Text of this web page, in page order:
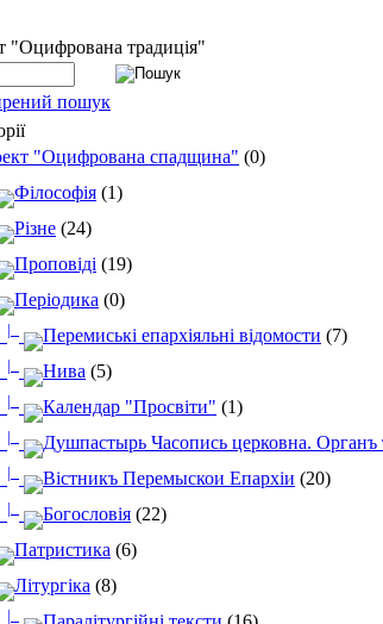
"Оцифрована традиція"
пошук
"Оцифрована спадщина" (0)
Філософія (1)
Різне (24)
Проповіді (19)
Періодика (0)
|_ Перемиські епархіяльні відомости (7)
|_ Нива (5)
|_ Календар "Просвіти" (1)
|_ Душпастырь Часопись церковна. Органъ
|_ Вістникъ Перемыскои Епархіи (20)
|_ Богословія (22)
Патристика (6)
Літургіка (8)
|_